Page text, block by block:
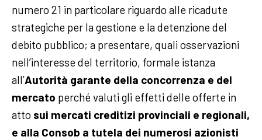
numero 21 in particolare riguardo alle ricadute
strategiche per la gestione e la detenzione del
debito pubblico; a presentare, quali osservazioni
nell’interesse del territorio, formale istanza
all’Autorità garante della concorrenza e del
mercato perché valuti gli effetti delle offerte in
atto sui mercati creditizi provinciali e regionali,
e alla Consob a tutela dei numerosi azionisti